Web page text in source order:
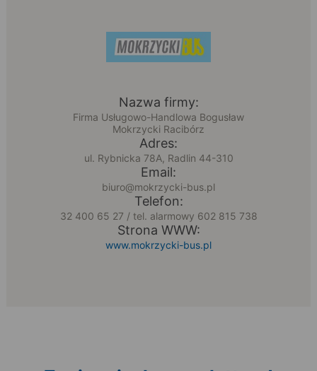
Nazwa firmy:
Firma Usługowo-Handlowa Bogusław
Mokrzycki Racibórz
Adres:
ul. Rybnicka 78A, Radlin 44-310
Email:
biuro@mokrzycki-bus.pl
Telefon:
32 400 65 27 / tel. alarmowy 602 815 738
Strona WWW:
www.mokrzycki-bus.pl